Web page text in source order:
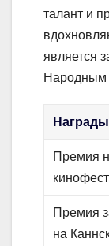
талант и
является
Народным
Премия
Премия
на